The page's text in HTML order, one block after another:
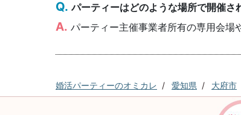
パーティーはどのような場所で開催さ
パーティー主催事業者所有の専用会場
婚活パーティーのオミカレ 愛知県 大府市